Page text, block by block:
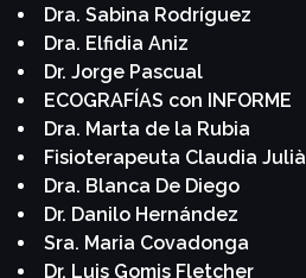
Dra. Sabina Rodríguez
Dra. Elfidia Aniz
Dr. Jorge Pascual
ECOGRAFÍAS con INFORME
Dra. Marta de la Rubia
Fisioterapeuta Claudia Julià
Dra. Blanca De Diego
Dr. Danilo Hernández
Sra. Maria Covadonga
Dr. Luis Gomis Fletcher